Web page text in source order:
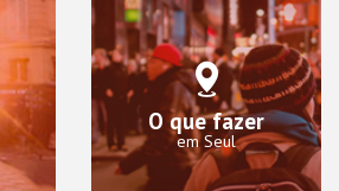
O que fazer
em Seul